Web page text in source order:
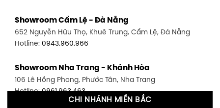
348 Đ. Bạch Đằng, P. 14, Bình Thạnh, TP HCM
Hotline:0902.716.230
591 Hoàng Văn Thụ, P. 4, Tân Bình, TP HCM
Hotline:0906.256.759
Showroom Cẩm Lệ - Đà Nẵng
652 Nguyễn Hữu Thọ, Khuê Trung, Cẩm Lệ, Đà Nẵng
Hotline: 0943.960.966
Showroom Nha Trang - Khánh Hòa
106 Lê Hồng Phong, Phước Tân, Nha Trang
Hotline:0961.963.463
CHI NHÁNH MIỀN BẮC